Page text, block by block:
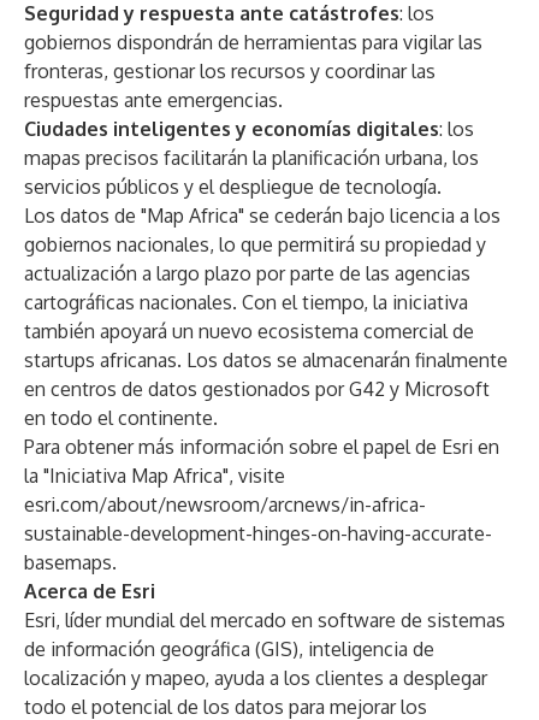
Seguridad y respuesta ante catástrofes: los
gobiernos dispondrán de herramientas para vigilar las
fronteras, gestionar los recursos y coordinar las
respuestas ante emergencias.
Ciudades inteligentes y economías digitales: los
mapas precisos facilitarán la planificación urbana, los
servicios públicos y el despliegue de tecnología.
Los datos de "Map Africa" se cederán bajo licencia a los
gobiernos nacionales, lo que permitirá su propiedad y
actualización a largo plazo por parte de las agencias
cartográficas nacionales. Con el tiempo, la iniciativa
también apoyará un nuevo ecosistema comercial de
startups africanas. Los datos se almacenarán finalmente
en centros de datos gestionados por G42 y Microsoft
en todo el continente.
Para obtener más información sobre el papel de Esri en
la "Iniciativa Map Africa", visite
esri.com/about/newsroom/arcnews/in-africa-
sustainable-development-hinges-on-having-accurate-
basemaps.
Acerca de Esri
Esri, líder mundial del mercado en software de sistemas
de información geográfica (GIS), inteligencia de
localización y mapeo, ayuda a los clientes a desplegar
todo el potencial de los datos para mejorar los